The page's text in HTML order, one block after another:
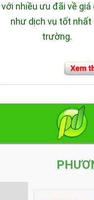
với nhiều ưu đãi về giá
như dịch vụ tốt nhất
trường.